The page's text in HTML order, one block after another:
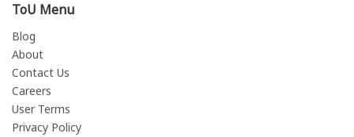
ToU Menu
Blog
About
Contact Us
Careers
User Terms
Privacy Policy